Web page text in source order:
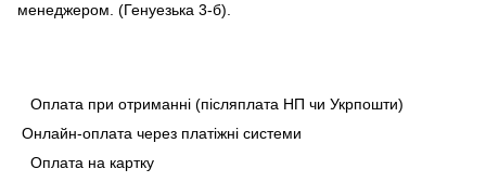
менеджером. (Генуезька 3-б).
Оплата при отриманні (післяплата НП чи Укрпошти)
Онлайн-оплата через платіжні системи
Оплата на картку